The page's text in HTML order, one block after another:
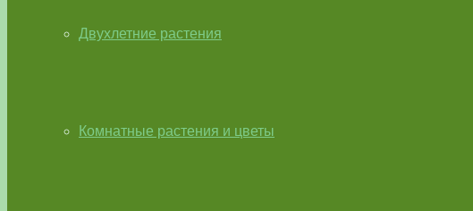
Двухлетние растения
Комнатные растения и цветы